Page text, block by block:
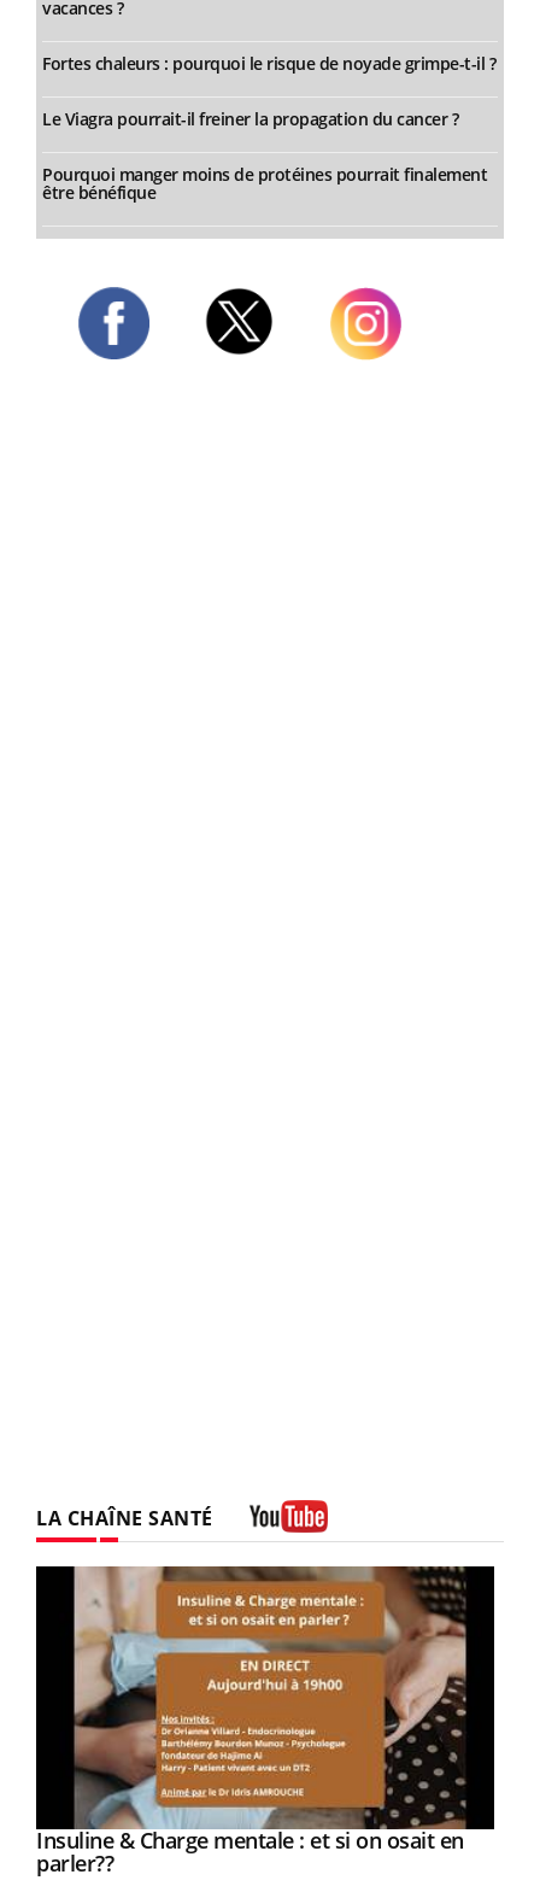
vacances ?
Fortes chaleurs : pourquoi le risque de noyade grimpe-t-il ?
Le Viagra pourrait-il freiner la propagation du cancer ?
Pourquoi manger moins de protéines pourrait finalement
être bénéfique
LA CHAÎNE SANTÉ
Youtube
Insuline & Charge mentale : et si on osait en
parler??Youtube